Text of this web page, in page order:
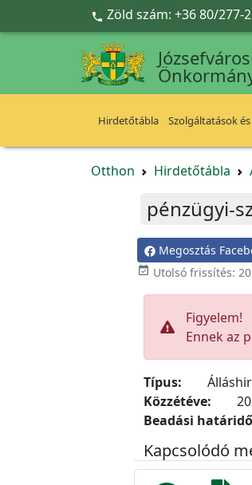
Ugrás a fő tartalomra
 Zöld szám: +36 80/277-
Hirdetőtábla Szolgáltatások
Otthon Hirdetőtábla
pénzügyi-
Megosztás
 Utolsó frissítés:
Figyelem!
Ennek az
Típus:
Közzétéve:
Beadási
Kapcsolódó